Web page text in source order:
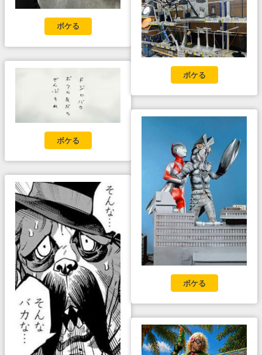
ボケる
ボケる
ボケる
ボケる